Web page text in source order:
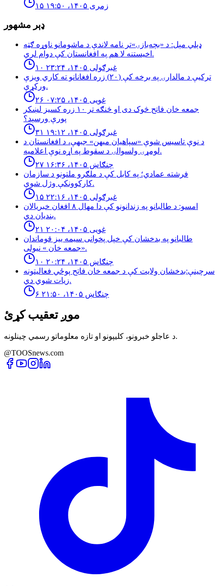
۱۵ زمری ۱۴۰۵، ۱۹:۵۰
ډېر مشهور
ډېلي مېل: د «بچه‌بازۍ»تر نامه لاندې د ماشومانو ناوړه ګټه
اخیستنه لا هم په افغانستان کې دوام لري.
۱۰ غبرګولی ۱۴۰۵، ۲۳:۲۴
تركيې د مالدارۍ په برخه كې (٢٠) زره افغانانو ته كاري ويزې
وركړې.
۲۶ غویی ۱۴۰۵، ۰۷:۲۵
جمعه خان فاتح څوک دی او څنګه تر ۱۰ زره کسیز لښکر
پورې ورسېد؟
۳۱ غبرګولی ۱۴۰۵، ۱۹:۱۲
د نوې تاسیس شوې «سپاهیان میهن» جبهې، د افغانستان د
لومړۍ ولسوالۍ د سقوط په اړه نوې اعلامیه.
۲۷ چنګاښ ۱۴۰۵، ۱۶:۳۶
فرشته عمادي؛ په کابل کې د ملګرو ملتونو د سازمان
کارکوونکې وژل شوې.
۱۵ غبرګولی ۱۴۰۵، ۲۲:۱۶
امسو: د طالبانو په زندانونو كې دا مهال ٨ افغان خبريالان
بنديان دي.
۲۱ غویی ۱۴۰۵، ۲۰:۰۴
طالبانو په بدخشان كې خپل پخوانى سيمه ييز قوماندان
«جمعه خان » نيولى.
۱۰ چنګاښ ۱۴۰۵، ۲۰:۲۴
سرچینې:بدخشان ولایت کې د جمعه خان فاتح پوځي فعالیتونه
زیات شوي دي.
۶ چنګاښ ۱۴۰۵، ۲۱:۵۰
موږ تعقیب کړئ
د عاجلو خبرونو، کلیپونو او تازه معلوماتو رسمي چینلونه.
@TOOSnews.com